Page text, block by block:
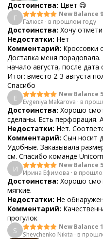
Достоинства: Цвет 😋
Г
New Balance
Галюся · в прошлом году
Достоинства: Хочу
Недостатки: Нет
Комментарий: Кроссовки
Доставка меня
начало августа, после
Итог: вместо 2-3 августа
Спасибо
E
New Balance
Evgeniya Makarova · в
Достоинства: Хорошо
сделаны. Есть перфорация.
Недостатки: Нет.
Комментарий: Сын носит
Удобные. Заказывала
см. Спасибо команде
И
New Balance
Ирина Ефимова · в
Достоинства: Хорошо
мягкие.
Недостатки: Не
Комментарий:
прогулок
S
New Balance
Shevchenko Nikita · в